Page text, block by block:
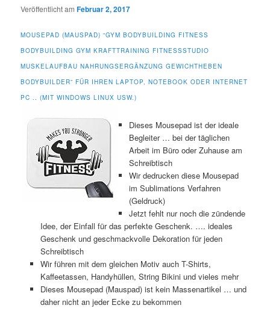
Veröffentlicht amFebruar 2, 2017
MOUSEPAD (MAUSPAD) “GYM BODYBUILDING FITNESS
BODYBUILDING GYM KRAFTTRAINING FITNESSSTUDIO
MUSKELAUFBAU NAHRUNGSERGÄNZUNG GEWICHTHEBEN
BODYBUILDER” FÜR IHREN LAPTOP, NOTEBOOK ODER INTERNET
PC .. (MIT WINDOWS LINUX USW.)
Dieses Mousepad ist der ideale
Begleiter … bei der täglichen
Arbeit im Büro oder Zuhause am
Schreibtisch
Wir dedrucken diese Mousepad
im Sublimations Verfahren
(Geldruck)
Jetzt fehlt nur noch die zündende
Idee, der Einfall für das perfekte Geschenk. …. ideales
Geschenk und geschmackvolle Dekoration für jeden
Schreibtisch
Wir führen mit dem gleichen Motiv auch T-Shirts,
Kaffeetassen, Handyhüllen, String Bikini und vieles mehr
Dieses Mousepad (Mauspad) ist kein Massenartikel … und
daher nicht an jeder Ecke zu bekommen